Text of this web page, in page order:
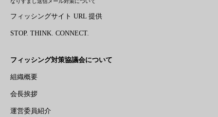
フィッシングサイト URL 提供
STOP. THINK. CONNECT.
フィッシング対策協議会について
組織概要
会長挨拶
運営委員紹介